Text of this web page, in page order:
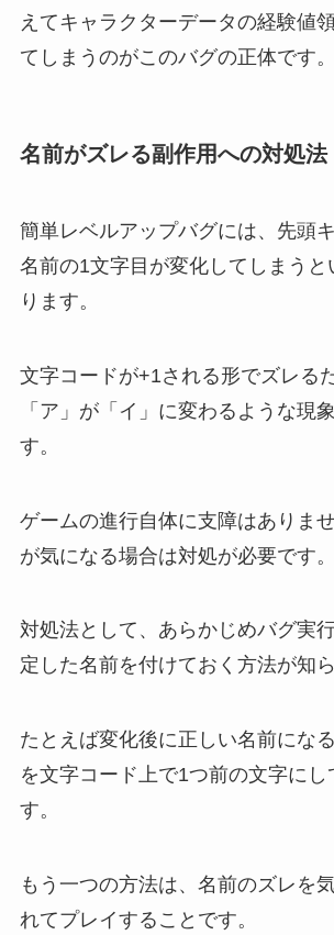
えてキャラクターデータの経験値
てしまうのがこのバグの正体です。
名前がズレる副作用への対処法
簡単レベルアップバグには、先頭
名前の1文字目が変化してしまうと
ります。
文字コードが+1される形でズレる
「ア」が「イ」に変わるような現
す。
ゲームの進行自体に支障はありま
が気になる場合は対処が必要です。
対処法として、あらかじめバグ実
定した名前を付けておく方法が知
たとえば変化後に正しい名前にな
を文字コード上で1つ前の文字に
す。
もう一つの方法は、名前のズレを
れてプレイすることです。